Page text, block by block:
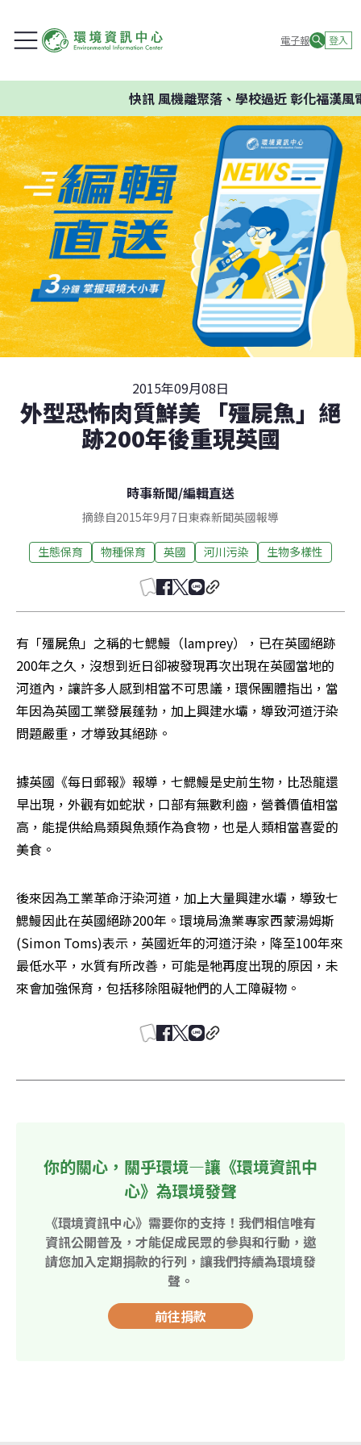
電子報 登入
快訊風機離聚落、學校過近 彰化福漢風
2015年09月08日
外型恐怖肉質鮮美 「殭屍魚」絕
跡200年後重現英國
時事新聞/編輯直送
摘錄自2015年9月7日東森新聞英國報導
生態保育 物種保育 英國 河川污染 生物多樣性
有「殭屍魚」之稱的七鰓鰻（lamprey），已在英國絕跡
200年之久，沒想到近日卻被發現再次出現在英國當地的
河道內，讓許多人感到相當不可思議，環保團體指出，當
年因為英國工業發展蓬勃，加上興建水壩，導致河道汙染
問題嚴重，才導致其絕跡。
據英國《每日郵報》報導，七鰓鰻是史前生物，比恐龍還
早出現，外觀有如蛇狀，口部有無數利齒，營養價值相當
高，能提供給鳥類與魚類作為食物，也是人類相當喜愛的
美食。
後來因為工業革命汙染河道，加上大量興建水壩，導致七
鰓鰻因此在英國絕跡200年。環境局漁業專家西蒙湯姆斯
(Simon Toms)表示，英國近年的河道汙染，降至100年來
最低水平，水質有所改善，可能是牠再度出現的原因，未
來會加強保育，包括移除阻礙牠們的人工障礙物。
你的關心，關乎環境—讓《環境資訊中
心》為環境發聲
《環境資訊中心》需要你的支持！我們相信唯有
資訊公開普及，才能促成民眾的參與和行動，邀
請您加入定期捐款的行列，讓我們持續為環境發
聲。
前往捐款